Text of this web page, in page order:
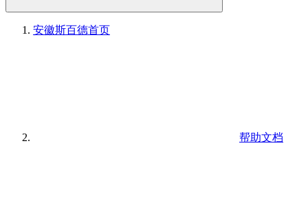
安徽斯百德首页
帮助文档